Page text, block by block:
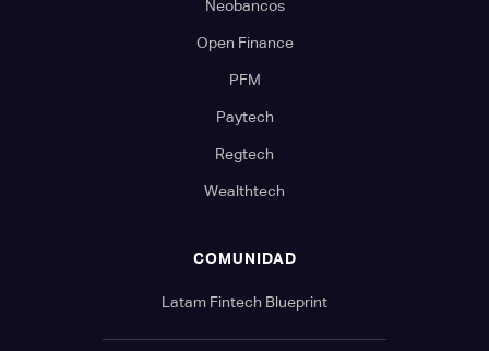
Neobancos
Open Finance
PFM
Paytech
Regtech
Wealthtech
COMUNIDAD
Latam Fintech Blueprint